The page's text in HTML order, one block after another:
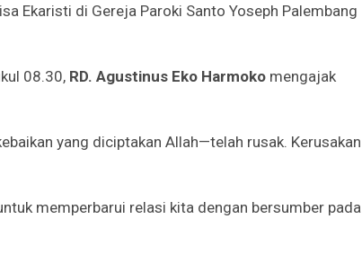
Ekaristi di Gereja Paroki Santo Yoseph Palembang
08.30, RD. Agustinus Eko Harmoko mengajak
yang diciptakan Allah—telah rusak. Kerusakan
memperbarui relasi kita dengan bersumber pada
Mar 11, 2019
Paling Menginspirasi
Sepanjang Sejarah…